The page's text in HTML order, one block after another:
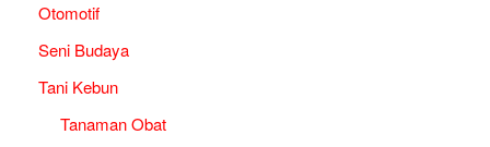
Otomotif
Seni Budaya
Tani Kebun
Tanaman Obat